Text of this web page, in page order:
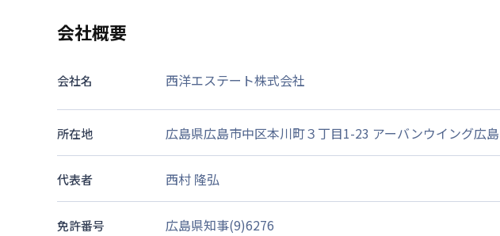
会社概要
会社名 西洋エステート株式会社
所在地 広島県広島市中区本川町３丁目1-23 アーバンウイング広島
代表者 西村 隆弘
免許番号 広島県知事(9)6276